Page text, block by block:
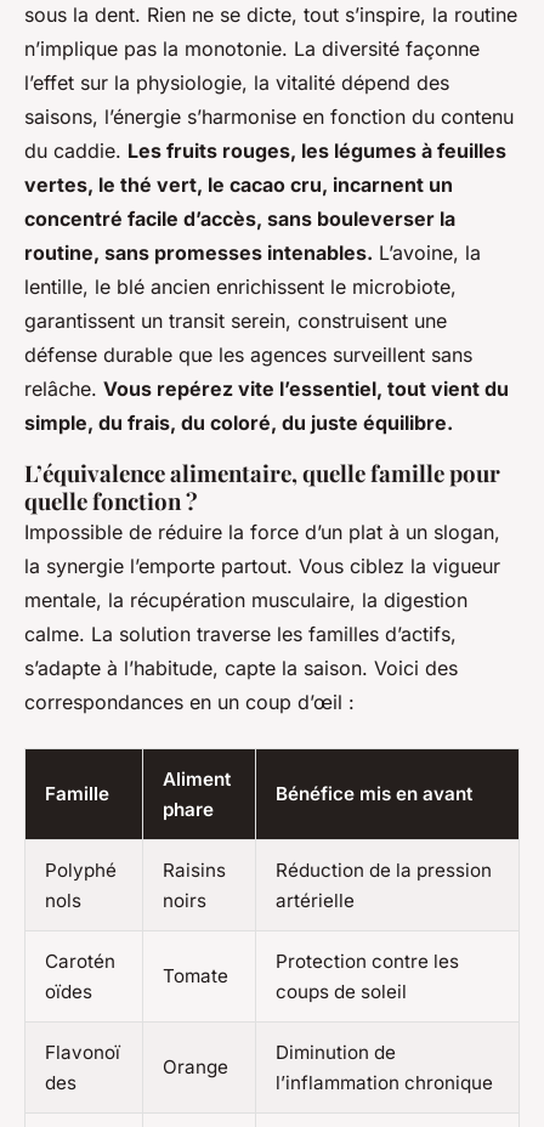
sous la dent. Rien ne se dicte, tout s’inspire, la routine
n’implique pas la monotonie. La diversité façonne
l’effet sur la physiologie, la vitalité dépend des
saisons, l’énergie s’harmonise en fonction du contenu
du caddie. Les fruits rouges, les légumes à feuilles
vertes, le thé vert, le cacao cru, incarnent un
concentré facile d’accès, sans bouleverser la
routine, sans promesses intenables. L’avoine, la
lentille, le blé ancien enrichissent le microbiote,
garantissent un transit serein, construisent une
défense durable que les agences surveillent sans
relâche. Vous repérez vite l’essentiel, tout vient du
simple, du frais, du coloré, du juste équilibre.
L’équivalence alimentaire, quelle famille pour
quelle fonction ?
Impossible de réduire la force d’un plat à un slogan,
la synergie l’emporte partout. Vous ciblez la vigueur
mentale, la récupération musculaire, la digestion
calme. La solution traverse les familles d’actifs,
s’adapte à l’habitude, capte la saison. Voici des
correspondances en un coup d’œil :
Famille
Aliment
phare
Bénéfice mis en avant
Polyphé
nols
Raisins
noirs
Réduction de la pression
artérielle
Carotén
oïdes
Tomate
Protection contre les
coups de soleil
Flavonoï
des
Orange
Diminution de
l’inflammation chronique